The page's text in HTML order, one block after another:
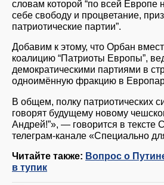
словам которой “по всей
себе свободу и процветание,
патриотические партии”.
Добавим к этому, что Орбан
коалицию “Патриоты Европы”,
демократическими партиями в
одноимённую фракцию в
В общем, полку патриотических
говорят будущему новому
Андрей!”», — говорится в тексте
телеграм-канале «Специально
Читайте также: Вопрос о
в тупик